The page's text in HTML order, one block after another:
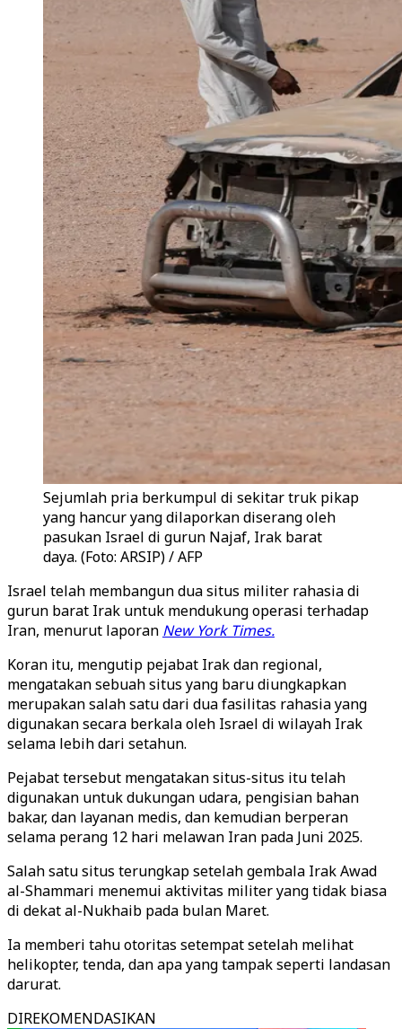
Sejumlah pria berkumpul di sekitar truk pikap
yang hancur yang dilaporkan diserang oleh
pasukan Israel di gurun Najaf, Irak barat
daya. (Foto: ARSIP) / AFP
Israel telah membangun dua situs militer rahasia di
gurun barat Irak untuk mendukung operasi terhadap
Iran, menurut laporan New York Times.
Koran itu, mengutip pejabat Irak dan regional,
mengatakan sebuah situs yang baru diungkapkan
merupakan salah satu dari dua fasilitas rahasia yang
digunakan secara berkala oleh Israel di wilayah Irak
selama lebih dari setahun.
Pejabat tersebut mengatakan situs-situs itu telah
digunakan untuk dukungan udara, pengisian bahan
bakar, dan layanan medis, dan kemudian berperan
selama perang 12 hari melawan Iran pada Juni 2025.
Salah satu situs terungkap setelah gembala Irak Awad
al-Shammari menemui aktivitas militer yang tidak biasa
di dekat al-Nukhaib pada bulan Maret.
Ia memberi tahu otoritas setempat setelah melihat
helikopter, tenda, dan apa yang tampak seperti landasan
darurat.
DIREKOMENDASIKAN